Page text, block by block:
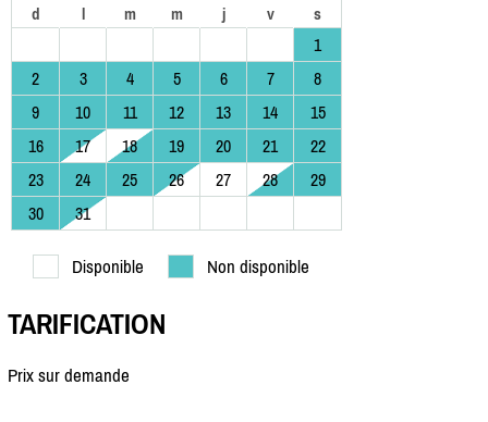
d l m m j v s
1
2
3 4 5 6 7
8
9
10 11 12 13 14
15
16
17 18 19 20 21
22
23
24 25 26 27 28
29
30
31
Disponible Non disponible
TARIFICATION
Prix sur demande